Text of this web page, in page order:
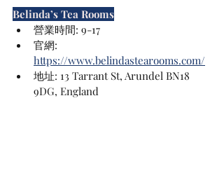
Belinda’s Tea Rooms
營業時間: 9-17
官網:
https://www.belindastearooms.com/
地址: 13 Tarrant St, Arundel BN18
9DG, England